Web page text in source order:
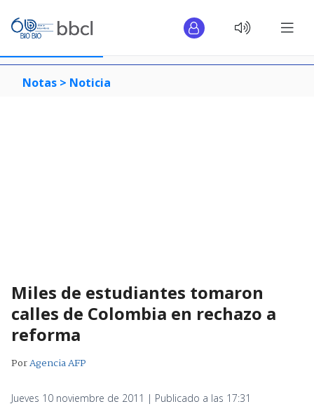
Notas > Noticia
Miles de estudiantes tomaron
calles de Colombia en rechazo a
reforma
PorAgencia AFP
Jueves 10 noviembre de 2011 | Publicado a las 17:31